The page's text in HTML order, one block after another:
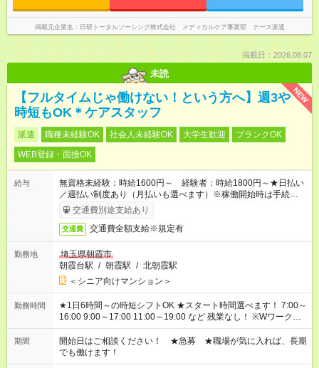
掲載元企業名 日研トータルソーシング株式会社 メディカルケア事業部 ナース派遣
掲載日：2026.08.07
未読
NEW
【フルタイムじゃ働けない！という方へ】週3や
時短もOK＊ケアスタッフ
派遣 職種未経験OK 社会人未経験OK 大学生歓迎
ブランクOK
WEB登録・面接OK
給与
無資格未経験：時給1600円～ 経験者：時給1800円～★日払い
／週払い制度あり（月払いも選べます）※稼働開始時は手続き完
了次第のお支払いとなります。
交通費別途支給あり
交通費 交通費全額支給※規定有
勤務地
埼玉県朝霞市
朝霞台駅 / 朝霞駅 / 北朝霞駅
＜シニア向けマンション＞
勤務時間
★1日6時間～の時短シフトOK ★スタート時間選べます！ 7:00～
16:00 9:00～17:00 11:00～19:00 など 残業なし！ ※Wワークの
場合、他のお仕事と合わせ週40時間超の就業はご案内できませ
ん ※法令に基づき、週20時間以上勤務は社会保険への加入対象
となります ※労働者派遣法（日雇い派遣の原則禁止）により、
短時間・短期間の就業はご案内が難しい場合があります
期間
開始日はご相談ください！ ★急募 ★職場が気に入れば、長期
でも働けます！